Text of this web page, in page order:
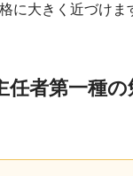
に大きく近づけま
任者第一種